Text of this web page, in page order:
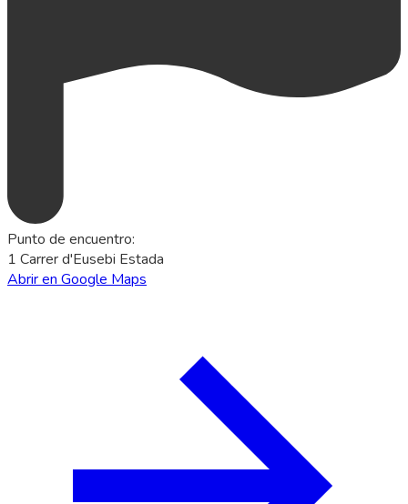
Punto de encuentro:
1 Carrer d'Eusebi Estada
Abrir en Google Maps